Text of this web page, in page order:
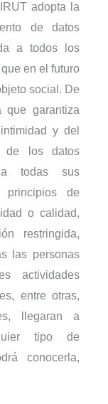
adopta la
de datos
a todos los
en el futuro
social. De
que garantiza
y del
de los datos
todas sus
de
o calidad,
restringida,
las personas
actividades
entre otras,
llegaran a
tipo de
conocerla,